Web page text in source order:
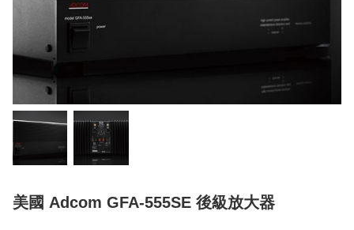
美國 Adcom GFA-555SE 後級放大器